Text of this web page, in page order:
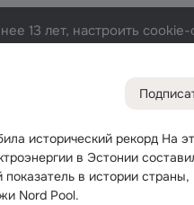
исторический рекорд На
в Эстонии
в истории страны,
Nord Pool.
13 лет, настроить
колонка
Всё 49